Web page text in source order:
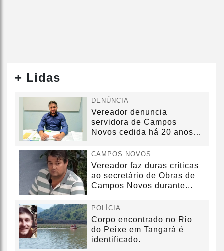
+ Lidas
DENÚNCIA
Vereador denuncia
servidora de Campos
Novos cedida há 20 anos
CAMPOS NOVOS
Vereador faz duras críticas
ao secretário de Obras de
Campos Novos durante...
POLÍCIA
Corpo encontrado no Rio
do Peixe em Tangará é
identificado.